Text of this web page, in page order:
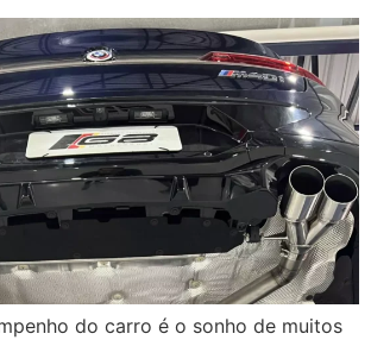
do carro é o sonho de muitos